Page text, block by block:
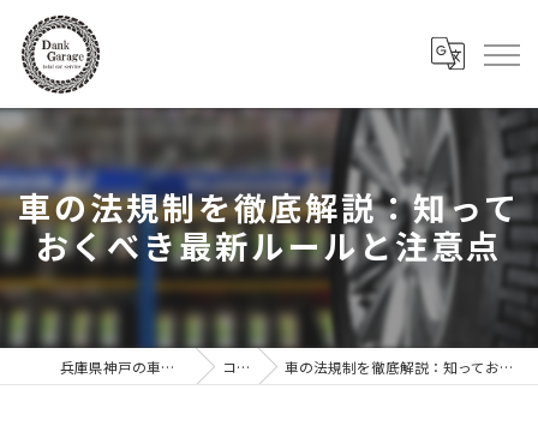
車の法規制を徹底解説：知って
おくべき最新ルールと注意点
兵庫県神戸の車ならDank Garage コラム 車の法規制を徹底解説：知っておくべき最新ルールと注意点